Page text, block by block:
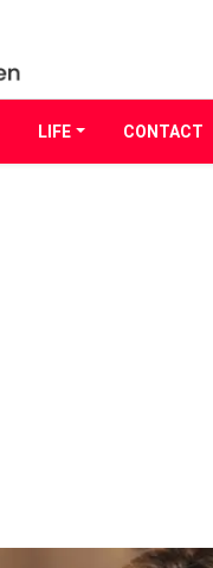
LIFE CONTACT